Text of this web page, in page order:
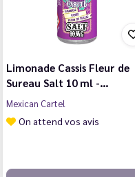
Limonade Cassis Fleur de
Sureau Salt 10 ml -…
Mexican Cartel
On attend vos avis